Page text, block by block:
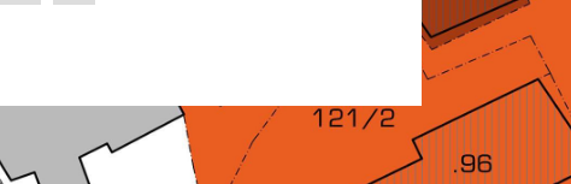
U1 arch